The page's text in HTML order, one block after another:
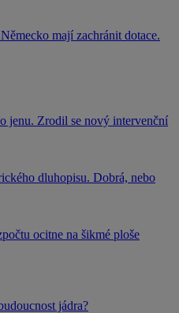
mají zachránit dotace.
jenu. Zrodil se nový intervenční
dluhopisu. Dobrá, nebo
ocitne na šikmé ploše
jádra?